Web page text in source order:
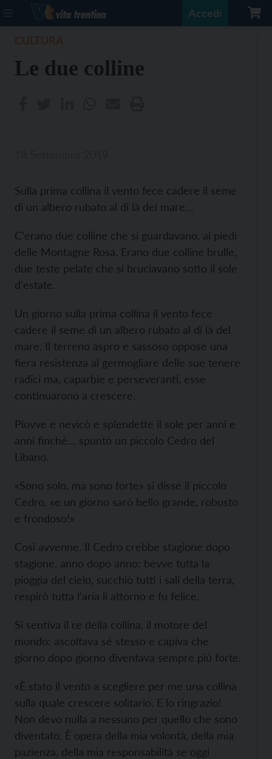
Accedi
Le due colline
Sulla prima collina il vento fece cadere il seme
di un albero rubato al di là del mare…
C'erano due colline che si guardavano, ai piedi
delle Montagne Rosa. Erano due colline brulle,
due teste pelate che si bruciavano sotto il sole
d'estate.
Un giorno sulla prima collina il vento fece
cadere il seme di un albero rubato al di là del
mare. Il terreno aspro e sassoso oppose una
fiera resistenza al germogliare delle sue tenere
radici ma, caparbie e perseveranti, esse
continuarono a crescere.
Piovve e nevicò e splendette il sole per anni e
anni finché… spuntò un piccolo Cedro del
Libano.
«Sono solo, ma sono forte» si disse il piccolo
Cedro, «e un giorno sarò bello grande, robusto
e frondoso!»
Così avvenne. Il Cedro crebbe stagione dopo
stagione, anno dopo anno: bevve tutta la
pioggia del cielo, succhiò tutti i sali della terra,
respirò tutta l'aria lì attorno e fu felice.
Si sentiva il re della collina, il motore del
mondo: ascoltava sé stesso e capiva che
giorno dopo giorno diventava sempre più forte.
«È stato il vento a scegliere per me una collina
sulla quale crescere solitario. E lo ringrazio!
Non devo nulla a nessuno per quello che sono
diventato. È opera della mia volontà, della mia
pazienza, della mia responsabilità se oggi